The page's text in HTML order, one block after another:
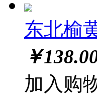
东北榆
￥
加入购